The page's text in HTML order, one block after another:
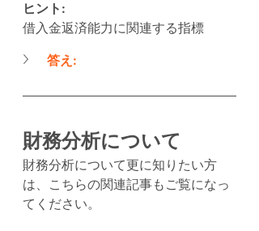
ヒント:
借入金返済能力に関連する指標
答え:
財務分析について
財務分析について更に知りたい方
は、こちらの関連記事もご覧になっ
てください。